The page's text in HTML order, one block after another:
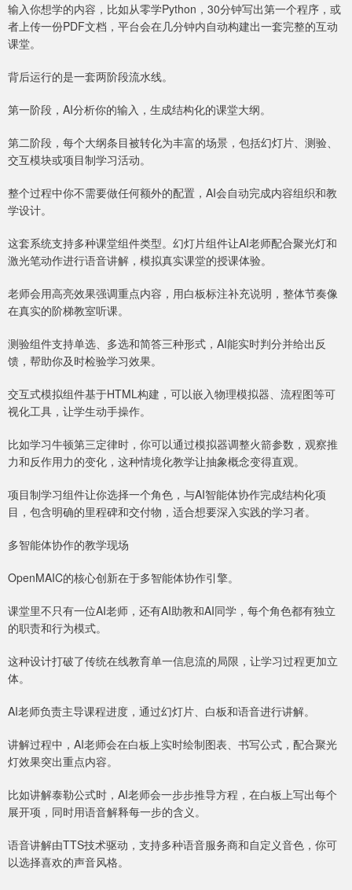
输入你想学的内容，比如从零学Python，30分钟写出第一个程序，或
者上传一份PDF文档，平台会在几分钟内自动构建出一套完整的互动
课堂。
背后运行的是一套两阶段流水线。
第一阶段，AI分析你的输入，生成结构化的课堂大纲。
第二阶段，每个大纲条目被转化为丰富的场景，包括幻灯片、测验、
交互模块或项目制学习活动。
整个过程中你不需要做任何额外的配置，AI会自动完成内容组织和教
学设计。
这套系统支持多种课堂组件类型。幻灯片组件让AI老师配合聚光灯和
激光笔动作进行语音讲解，模拟真实课堂的授课体验。
老师会用高亮效果强调重点内容，用白板标注补充说明，整体节奏像
在真实的阶梯教室听课。
测验组件支持单选、多选和简答三种形式，AI能实时判分并给出反
馈，帮助你及时检验学习效果。
交互式模拟组件基于HTML构建，可以嵌入物理模拟器、流程图等可
视化工具，让学生动手操作。
比如学习牛顿第三定律时，你可以通过模拟器调整火箭参数，观察推
力和反作用力的变化，这种情境化教学让抽象概念变得直观。
项目制学习组件让你选择一个角色，与AI智能体协作完成结构化项
目，包含明确的里程碑和交付物，适合想要深入实践的学习者。
多智能体协作的教学现场
OpenMAIC的核心创新在于多智能体协作引擎。
课堂里不只有一位AI老师，还有AI助教和AI同学，每个角色都有独立
的职责和行为模式。
这种设计打破了传统在线教育单一信息流的局限，让学习过程更加立
体。
AI老师负责主导课程进度，通过幻灯片、白板和语音进行讲解。
讲解过程中，AI老师会在白板上实时绘制图表、书写公式，配合聚光
灯效果突出重点内容。
比如讲解泰勒公式时，AI老师会一步步推导方程，在白板上写出每个
展开项，同时用语音解释每一步的含义。
语音讲解由TTS技术驱动，支持多种语音服务商和自定义音色，你可
以选择喜欢的声音风格。